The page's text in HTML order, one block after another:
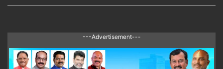
---Advertisement---